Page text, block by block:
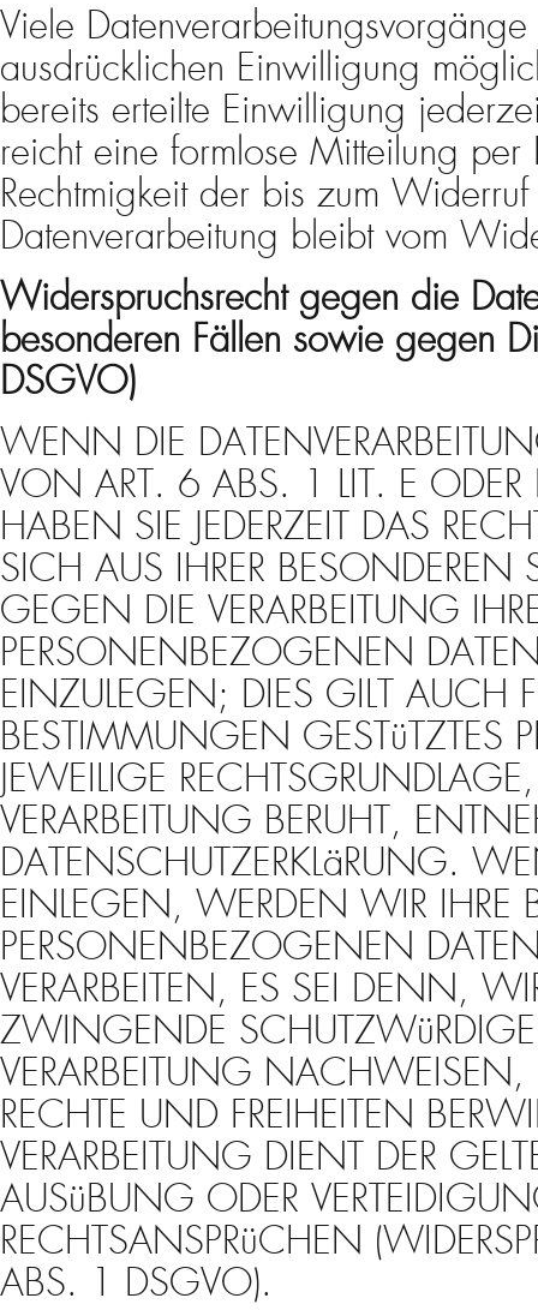
Viele
ausdrücklichen Einwilligung
bereits erteilte Einwilligung
reicht eine formlose Mitteilung
Rechtmigkeit der bis zum
Datenverarbeitung bleibt vom
Widerspruchsrecht gegen die
besonderen Fällen sowie gegen
DSGVO)
WENN DIE
VON ART. 6 ABS. 1 LIT. E ODER
HABEN SIE JEDERZEIT DAS
SICH AUS IHRER BESONDEREN
GEGEN DIE VERARBEITUNG
PERSONENBEZOGENEN
EINZULEGEN; DIES GILT AUCH
BESTIMMUNGEN GESTüTZTES
JEWEILIGE
VERARBEITUNG BERUHT,
DATENSCHUTZERKLäRUNG.
EINLEGEN, WERDEN WIR IHRE
PERSONENBEZOGENEN
VERARBEITEN, ES SEI DENN,
ZWINGENDE
VERARBEITUNG NACHWEISEN,
RECHTE UND FREIHEITEN
VERARBEITUNG DIENT DER
AUSüBUNG ODER
RECHTSANSPRüCHEN
ABS. 1 DSGVO).